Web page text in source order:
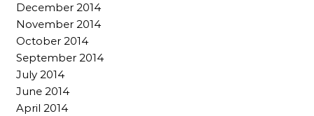
December 2014
November 2014
October 2014
September 2014
July 2014
June 2014
April 2014